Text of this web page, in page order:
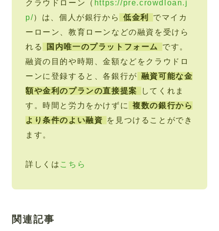
クラウドローン（ https://pre.crowdloan.j
p/）は、個人が銀行から 低金利
でマイカ
ーローン、教育ローンなどの融資を受けら
れる
国内唯一のプラットフォーム
です。
融資の目的や時期、金額などをクラウドロ
ーンに登録すると、各銀行が 融資可能な金
額や金利のプランの直接提案
してくれま
す。時間と労力をかけずに
複数の銀行から
より条件のよい融資
を見つけることができ
ます。
詳しくは こちら
関連記事